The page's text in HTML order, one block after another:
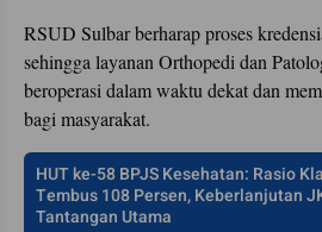
RSUD Sulbar berharap proses
sehingga layanan Orthopedi dan
beroperasi dalam waktu dekat dan
bagi masyarakat.
HUT ke-58 BPJS Kesehatan: Rasio
Tembus 108 Persen, Keberlanjutan
Tantangan Utama